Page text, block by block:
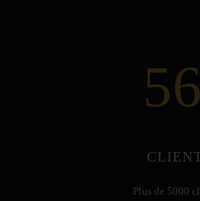
Plus de 5000